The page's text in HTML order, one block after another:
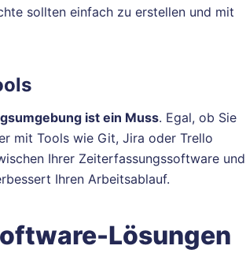
sollten einfach zu erstellen und mit
ist ein Muss. Egal, ob Sie
mit Tools wie Git, Jira oder Trello
Ihrer Zeiterfassungssoftware und
Ihren Arbeitsablauf.
Lösungen